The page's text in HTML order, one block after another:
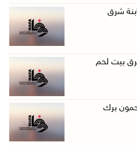
اعتقالات ...
جنين
شرق
بيت لحم
برك